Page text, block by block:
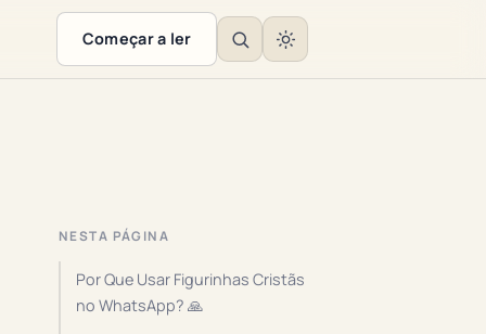
Começar a ler
NESTA PÁGINA
Por Que Usar Figurinhas Cristãs
no WhatsApp? 🙏